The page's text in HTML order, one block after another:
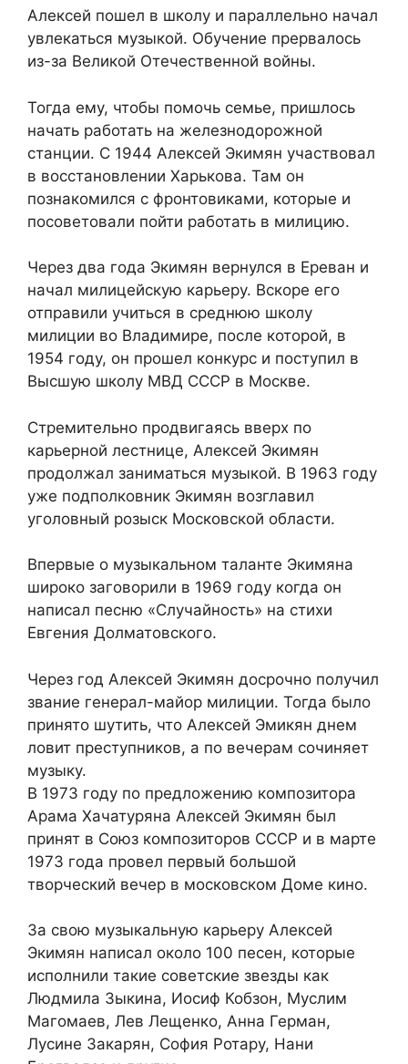
Алексей пошел в школу и параллельно начал
увлекаться музыкой. Обучение прервалось
из-за Великой Отечественной войны.
Тогда ему, чтобы помочь семье, пришлось
начать работать на железнодорожной
станции. С 1944 Алексей Экимян участвовал
в восстановлении Харькова. Там он
познакомился с фронтовиками, которые и
посоветовали пойти работать в милицию.
Через два года Экимян вернулся в Ереван и
начал милицейскую карьеру. Вскоре его
отправили учиться в среднюю школу
милиции во Владимире, после которой, в
1954 году, он прошел конкурс и поступил в
Высшую школу МВД СССР в Москве.
Стремительно продвигаясь вверх по
карьерной лестнице, Алексей Экимян
продолжал заниматься музыкой. В 1963 году
уже подполковник Экимян возглавил
уголовный розыск Московской области.
Впервые о музыкальном таланте Экимяна
широко заговорили в 1969 году когда он
написал песню «Случайность» на стихи
Евгения Долматовского.
Через год Алексей Экимян досрочно получил
звание генерал-майор милиции. Тогда было
принято шутить, что Алексей Эмикян днем
ловит преступников, а по вечерам сочиняет
музыку.
В 1973 году по предложению композитора
Арама Хачатуряна Алексей Экимян был
принят в Союз композиторов СССР и в марте
1973 года провел первый большой
творческий вечер в московском Доме кино.
За свою музыкальную карьеру Алексей
Экимян написал около 100 песен, которые
исполнили такие советские звезды как
Людмила Зыкина, Иосиф Кобзон, Муслим
Магомаев, Лев Лещенко, Анна Герман,
Лусине Закарян, София Ротару, Нани